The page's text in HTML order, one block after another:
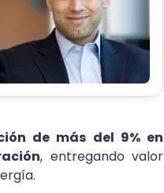
de más del 9% en
, entregando valor